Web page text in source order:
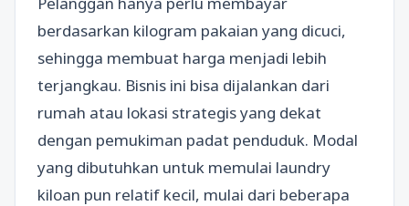
berdasarkan kilogram pakaian yang dicuci,
sehingga membuat harga menjadi lebih
terjangkau. Bisnis ini bisa dijalankan dari
rumah atau lokasi strategis yang dekat
dengan pemukiman padat penduduk. Modal
yang dibutuhkan untuk memulai laundry
kiloan pun relatif kecil, mulai dari beberapa